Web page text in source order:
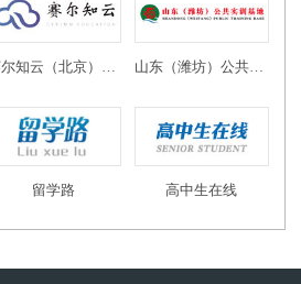
赛尔知云（北京）教育科技有限公司 山东（潍坊）公共实训基地
留学路 高中生在线